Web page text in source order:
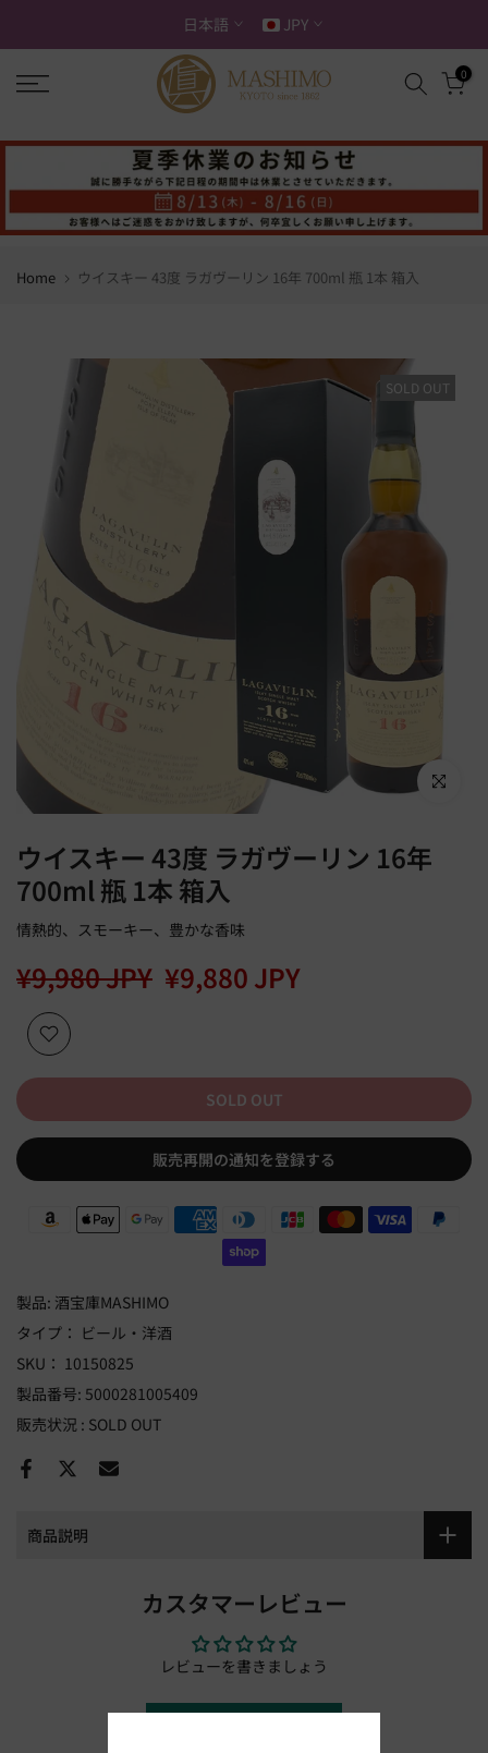
キ
ッ
プ
る
日本語 JPY
0
Home ウイスキー 43度 ラガヴーリン 16年 700ml 瓶 1本 箱入
SOLD OUT
Click to
ウイスキー 43度 ラガヴーリン 16年
700ml 瓶 1本 箱入
情熱的、スモーキー、豊かな香味
¥9,980 JPY ¥9,880 JPY
SOLD OUT
販売再開の通知を登録する
製品: 酒宝庫MASHIMO
タイプ： ビール・洋酒
SKU： 10150825
製品番号: 5000281005409
販売状況 : SOLD OUT
商品説明
カスタマーレビュー
レビューを書きましょう